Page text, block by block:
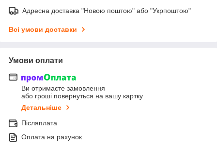
Адресна доставка "Новою поштою" або "Укрпоштою"
Всі умови доставки
Умови оплати
Ви отримаєте замовлення
або гроші повернуться на вашу картку
Детальніше
Післяплата
Оплата на рахунок